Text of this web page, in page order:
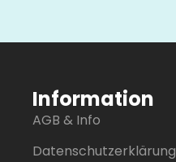
Information
AGB & Info
Datenschutzerklärung